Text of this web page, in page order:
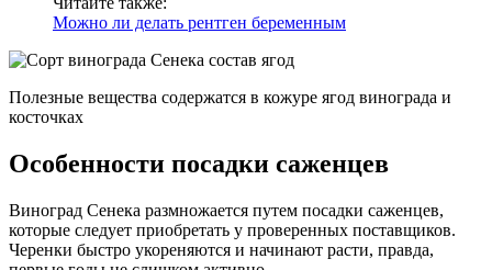
Можно ли делать рентген беременным
Полезные вещества содержатся в кожуре ягод винограда и
косточках
Особенности посадки саженцев
Виноград Сенека размножается путем посадки саженцев,
которые следует приобретать у проверенных поставщиков.
Черенки быстро укореняются и начинают расти, правда,